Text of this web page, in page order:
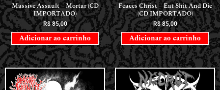
Massive Assault – Mortar (CD
IMPORTADO)
R$85,00
Adicionar ao carrinho
Feaces Christ – Eat Shit And Die
(CD IMPORTADO)
R$85,00
Adicionar ao carrinho